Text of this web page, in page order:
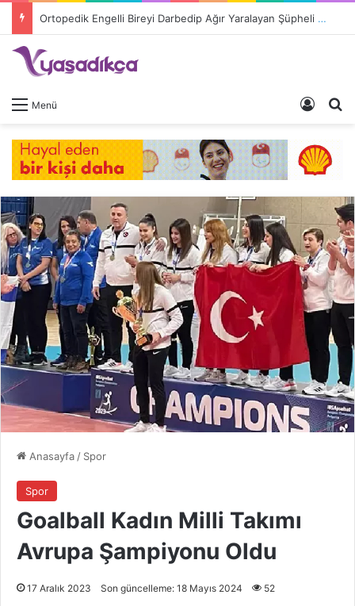
Ortopedik Engelli Bireyi Darbedip Ağır Yaralayan Şüpheli Tutuklandı
Menü Giriş
Anasayfa / Spor
Spor
Goalball Kadın Milli Takımı
Avrupa Şampiyonu Oldu
17 Aralık 2023 Son güncelleme: 18 Mayıs 2024 52